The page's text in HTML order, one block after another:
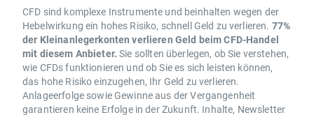
CFD sind komplexe Instrumente und beinhalten wegen der
Hebelwirkung ein hohes Risiko, schnell Geld zu verlieren. 77%
der Kleinanlegerkonten verlieren Geld beim CFD-Handel
mit diesem Anbieter. Sie sollten überlegen, ob Sie verstehen,
wie CFDs funktionieren und ob Sie es sich leisten können,
das hohe Risiko einzugehen, Ihr Geld zu verlieren.
Anlageerfolge sowie Gewinne aus der Vergangenheit
garantieren keine Erfolge in der Zukunft. Inhalte, Newsletter